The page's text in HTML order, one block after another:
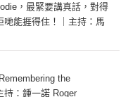
，最緊要講真話，對得
能捱得住！｜主持：馬
the
持：鍾一諾 Roger